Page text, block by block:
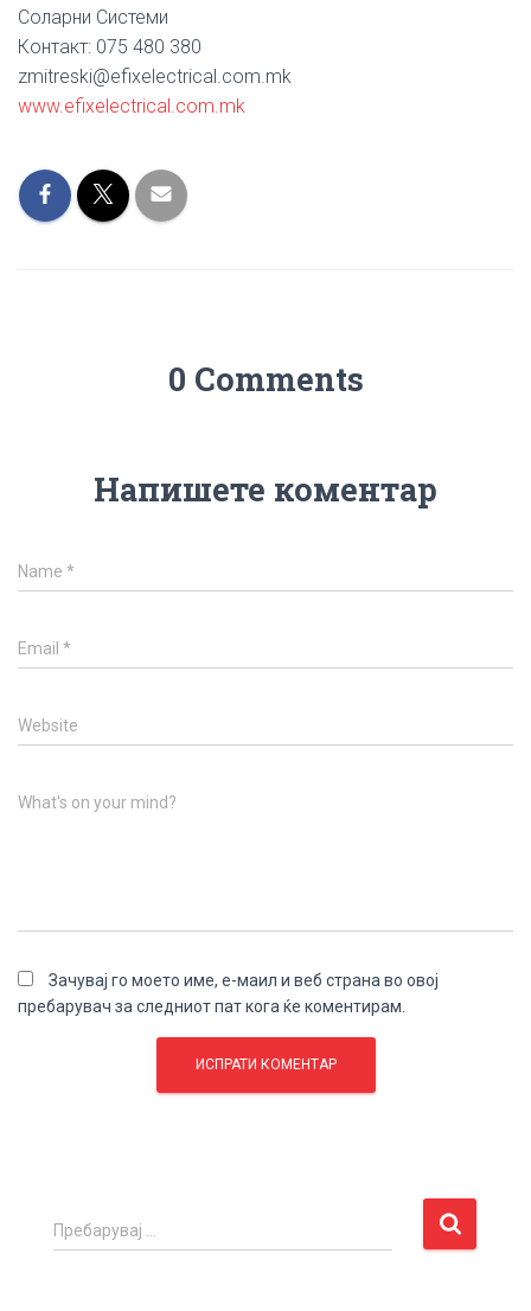
Соларни Системи
Контакт: 075 480 380
zmitreski@efixelectrical.com.mk
www.efixelectrical.com.mk
0 Comments
Напишете коментар
Name *
Email *
Website
What's on your mind?
Зачувај го моето име, е-маил и веб страна во овој
пребарувач за следниот пат кога ќе коментирам.
П
р
Пребарувај …